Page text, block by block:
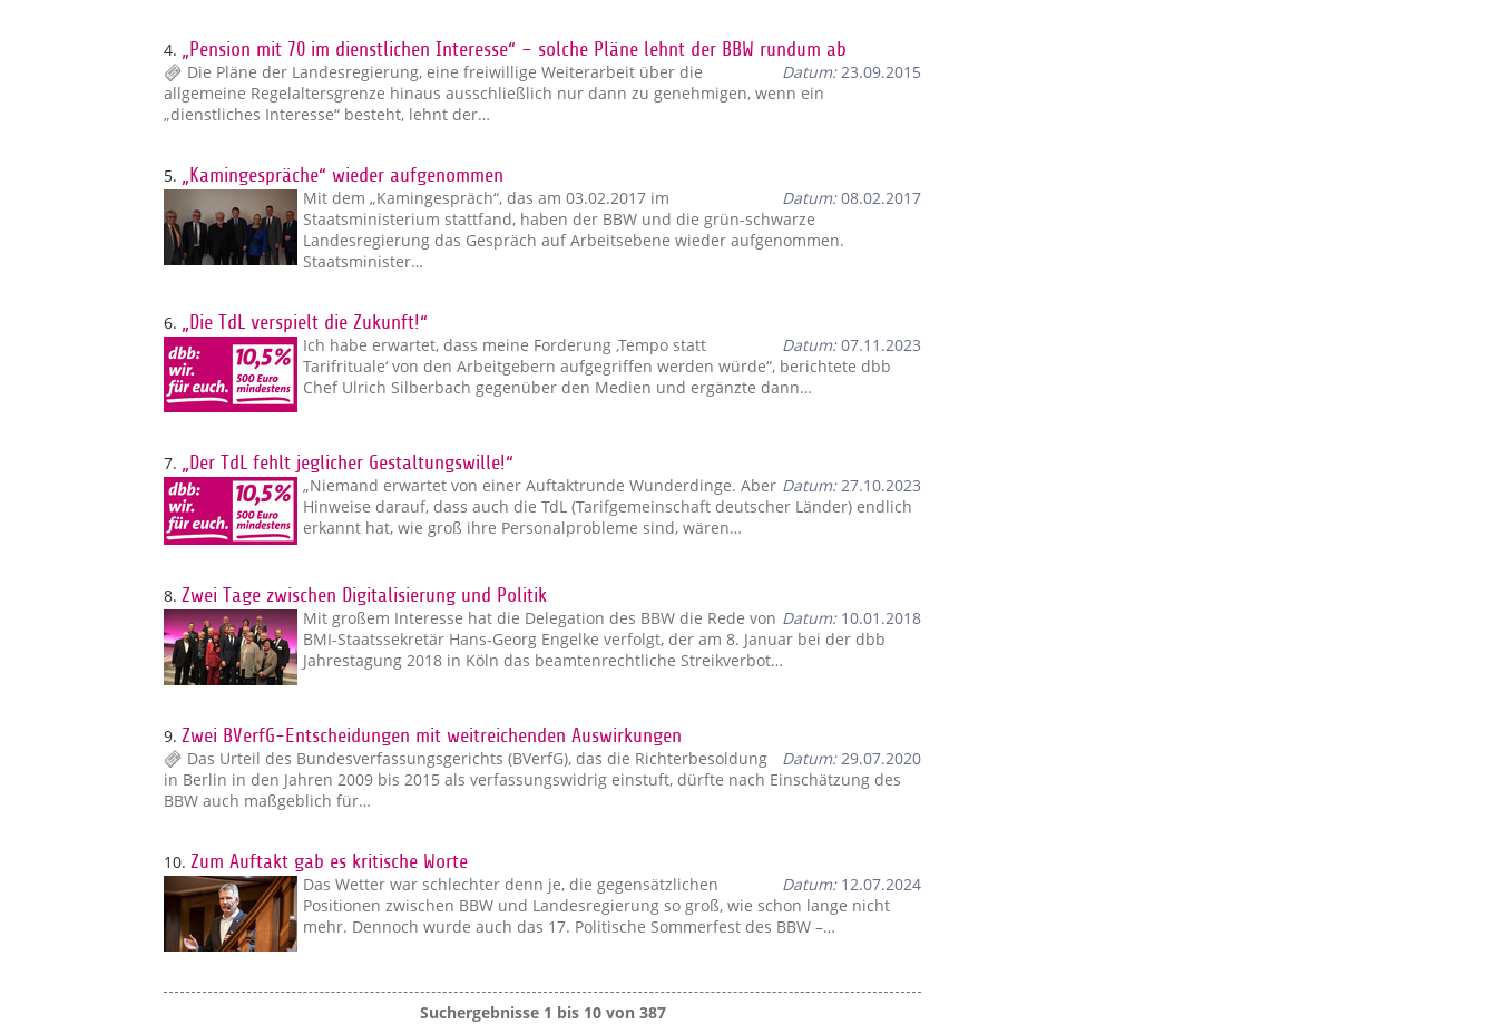
4. „Pension mit 70 im dienstlichen Interesse“ – solche Pläne lehnt der BBW rundum ab
Datum:23.09.2015
Die Pläne der Landesregierung, eine freiwillige Weiterarbeit über die
allgemeine Regelaltersgrenze hinaus ausschließlich nur dann zu genehmigen, wenn ein
„dienstliches Interesse“ besteht, lehnt der…
5. „Kamingespräche“ wieder aufgenommen
Datum:08.02.2017
Mit dem „Kamingespräch“, das am 03.02.2017 im
Staatsministerium stattfand, haben der BBW und die grün-schwarze
Landesregierung das Gespräch auf Arbeitsebene wieder aufgenommen.
Staatsminister…
6. „Die TdL verspielt die Zukunft!“
Datum:07.11.2023
Ich habe erwartet, dass meine Forderung ‚Tempo statt
Tarifrituale‘ von den Arbeitgebern aufgegriffen werden würde“, berichtete dbb
Chef Ulrich Silberbach gegenüber den Medien und ergänzte dann…
7. „Der TdL fehlt jeglicher Gestaltungswille!“
Datum:27.10.2023
„Niemand erwartet von einer Auftaktrunde Wunderdinge. Aber
Hinweise darauf, dass auch die TdL (Tarifgemeinschaft deutscher Länder) endlich
erkannt hat, wie groß ihre Personalprobleme sind, wären…
8. Zwei Tage zwischen Digitalisierung und Politik
Datum:10.01.2018
Mit großem Interesse hat die Delegation des BBW die Rede von
BMI-Staatssekretär Hans-Georg Engelke verfolgt, der am 8. Januar bei der dbb
Jahrestagung 2018 in Köln das beamtenrechtliche Streikverbot…
9. Zwei BVerfG-Entscheidungen mit weitreichenden Auswirkungen
Datum:29.07.2020
Das Urteil des Bundesverfassungsgerichts (BVerfG), das die Richterbesoldung
in Berlin in den Jahren 2009 bis 2015 als verfassungswidrig einstuft, dürfte nach Einschätzung des
BBW auch maßgeblich für…
10. Zum Auftakt gab es kritische Worte
Datum:12.07.2024
Das Wetter war schlechter denn je, die gegensätzlichen
Positionen zwischen BBW und Landesregierung so groß, wie schon lange nicht
mehr. Dennoch wurde auch das 17. Politische Sommerfest des BBW –…
Suchergebnisse 1 bis 10 von 387